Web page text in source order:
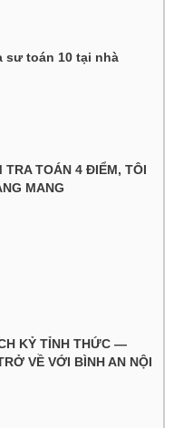
sư toán 10 tại nhà
TRA TOÁN 4 ĐIỂM, TÔI
MANG
KỶ TỈNH THỨC —
VỀ VỚI BÌNH AN NỘI